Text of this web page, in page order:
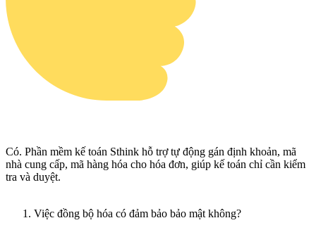
Có. Phần mềm kế toán Sthink hỗ trợ tự động gán định khoản, mã
nhà cung cấp, mã hàng hóa cho hóa đơn, giúp kế toán chỉ cần kiểm
tra và duyệt.
Việc đồng bộ hóa có đảm bảo bảo mật không?